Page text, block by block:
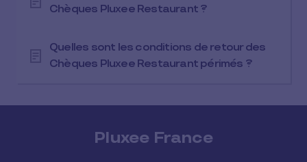
Chèques Pluxee Restaurant ?
Quelles sont les conditions de retour des
Chèques Pluxee Restaurant périmés ?
Pluxee France